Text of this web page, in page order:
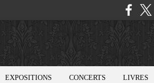
EXPOSITIONS CONCERTS LIVRES